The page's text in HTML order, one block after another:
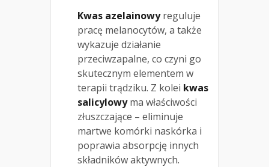
Kwas azelainowyreguluje
pracę melanocytów, a także
wykazuje działanie
przeciwzapalne, co czyni go
skutecznym elementem w
terapii trądziku. Z kolei kwas
salicylowyma właściwości
złuszczające – eliminuje
martwe komórki naskórka i
poprawia absorpcję innych
składników aktywnych.